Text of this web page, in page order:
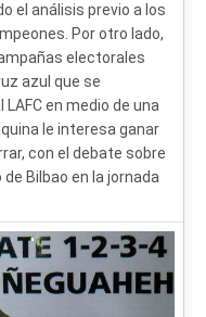
el análisis previo a los
Por otro lado,
electorales
azul que se
en medio de una
le interesa ganar
con el debate sobre
Bilbao en la jornada